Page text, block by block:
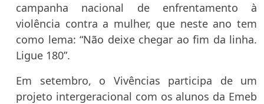
campanha nacional de enfrentamento à
violência contra a mulher, que neste ano tem
como lema: “Não deixe chegar ao fim da linha.
Ligue 180”.
Em setembro, o Vivências participa de um
projeto intergeracional com os alunos da Emeb